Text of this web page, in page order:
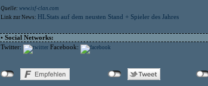
Quelle: www.isf-clan.com
Link zur News: HLStats auf dem neusten Stand + Spieler des Jahres
• Social Networks:
Twitter:
Facebook: